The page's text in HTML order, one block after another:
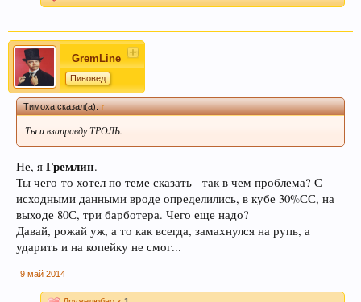
GremLine
Пивовед
Тимоха сказал(а):↑
Ты и взаправду ТРОЛЬ.
Не, я Гремлин.
Ты чего-то хотел по теме сказать - так в чем проблема? С
исходными данными вроде определились, в кубе 30%СС, на
выходе 80С, три барботера. Чего еще надо?
Давай, рожай уж, а то как всегда, замахнулся на рупь, а
ударить и на копейку не смог...
9 май 2014